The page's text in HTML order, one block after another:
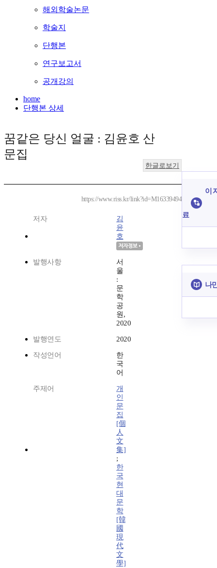
해외학술논문
학술지
단행본
연구보고서
공개강의
home
단행본 상세
꿈같은 당신 얼굴 : 김윤호 산
문집
한글로보기
https://www.riss.kr/link?id=M16339494
저자
김
윤
호
발행사항
서
울
:
문
학
공
원,
2020
발행연도 2020
작성언어
한
국
어
주제어
개
인
문
집
[個
人
文
集]
;
한
국
현
대
문
학
[韓
國
現
代
文
學]
이
료
나